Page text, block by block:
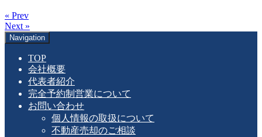
« Prev
Next »
Navigation
TOP
会社概要
代表者紹介
完全予約制営業について
お問い合わせ
個人情報の取扱について
不動産売却のご相談